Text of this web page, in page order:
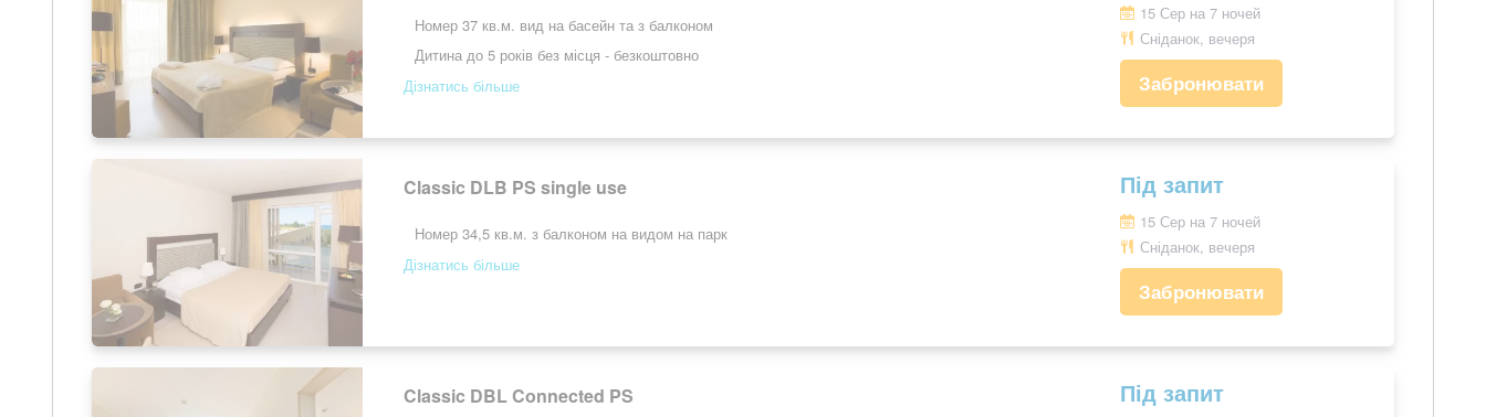
Номер 37 кв.м. вид на басейн та з балконом
Дитина до 5 років без місця - безкоштовно
Дізнатись більше
15 Сер на 7 ночей
Сніданок, вечеря
Забронювати
Classic DLB PS single use
Номер 34,5 кв.м. з балконом на видом на парк
Дізнатись більше
Під запит
15 Сер на 7 ночей
Сніданок, вечеря
Забронювати
Classic DBL Connected PS Під запит